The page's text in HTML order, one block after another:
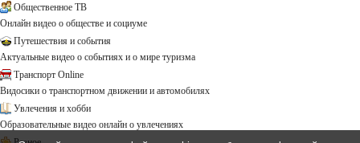
Общественное ТВ
Онлайн видео о обществе и социуме
Путешествия и события
Актуальные видео о событиях и о мире туризма
Транспорт Online
Видосики о транспортном движении и автомобилях
Увлечения и хобби
Образовательные видео онлайн о увлечениях